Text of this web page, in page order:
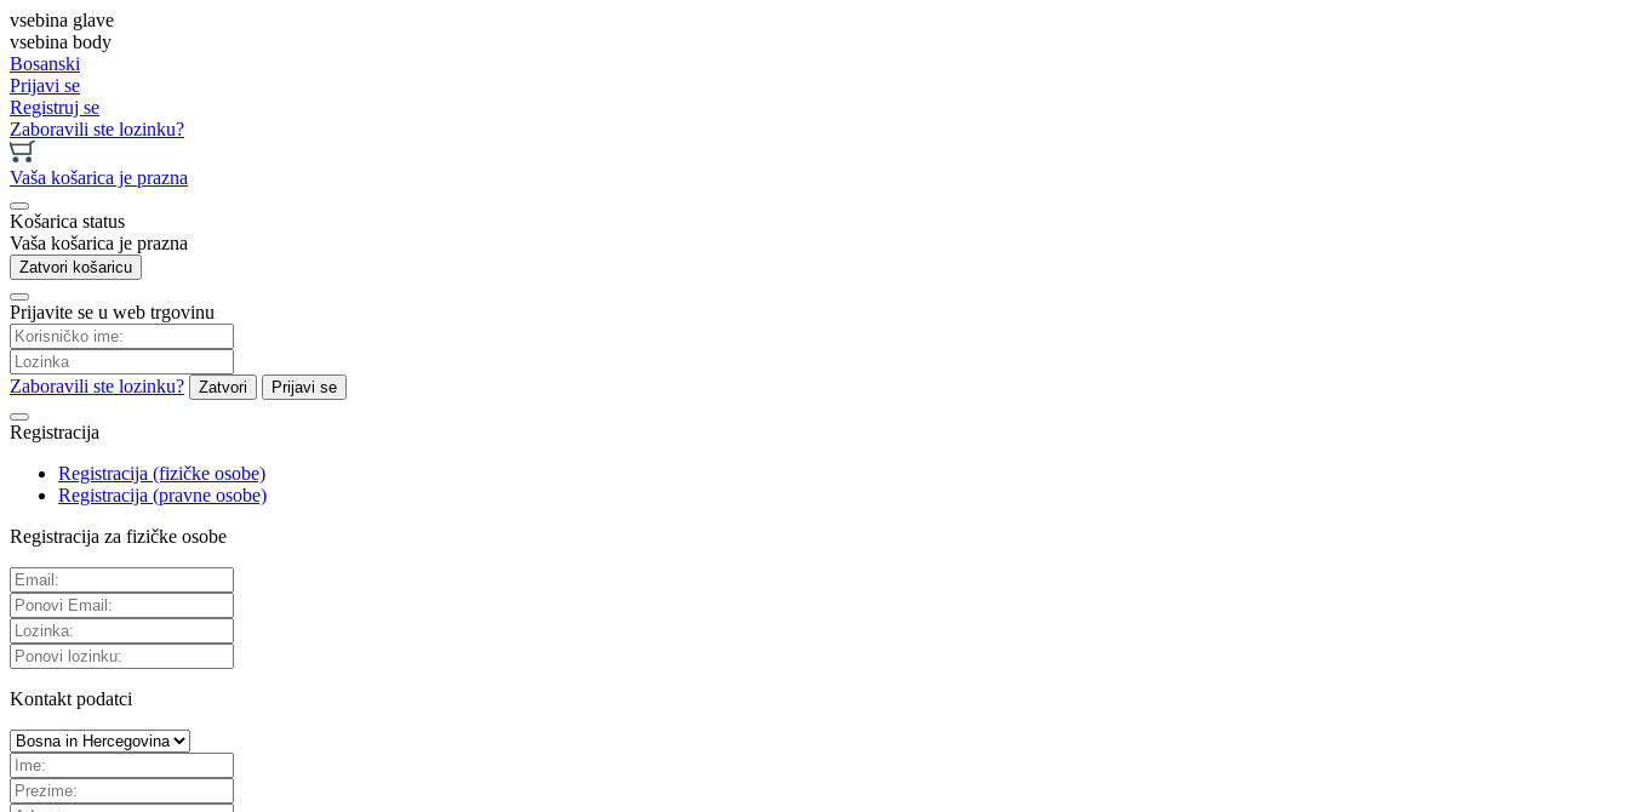
vsebina glave
vsebina body
Bosanski
Prijavi se
Registruj se
Zaboravili ste lozinku?
Vaša košarica je prazna
Košarica status
Vaša košarica je prazna
Zatvori košaricu
Prijavite se u web trgovinu
Zaboravili ste lozinku? Zatvori Prijavi se
Registracija
Registracija (fizičke osobe)
Registracija (pravne osobe)
Registracija za fizičke osobe
Kontakt podatci